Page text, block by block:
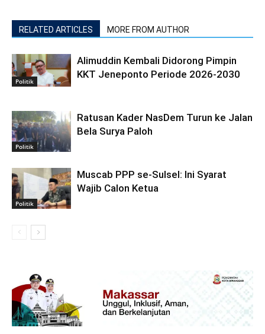
RELATED ARTICLES MORE FROM AUTHOR
Politik
Alimuddin Kembali Didorong Pimpin
KKT Jeneponto Periode 2026-2030
Politik
Ratusan Kader NasDem Turun ke Jalan
Bela Surya Paloh
Politik
Muscab PPP se-Sulsel: Ini Syarat
Wajib Calon Ketua